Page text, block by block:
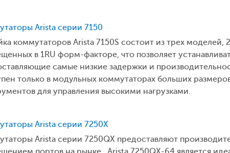
Arista серии 7150
коммутаторов Arista 7150S состоит из трех
в 1RU форм-факторе, что позволяет
самые низкие задержки и
только в модульных коммутаторах больших
для управления высокими нагрузками.
Arista серии 7250X
Arista серии 7250QX предоставляют